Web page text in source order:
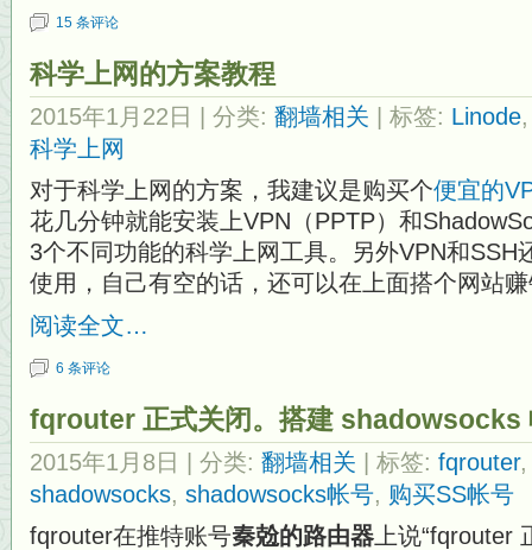
15 条评论
科学上网的方案教程
2015年1月22日 | 分类: 翻墙相关 | 标签: Linode
科学上网
对于科学上网的方案，我建议是购买个便宜的
花几分钟就能安装上VPN（PPTP）和
3个不同功能的科学上网工具。另外VPN和SSH
使用，自己有空的话，还可以在上面搭个网站
阅读全文…
6 条评论
fqrouter 正式关闭。搭建 shadowsocks
2015年1月8日 | 分类: 翻墙相关 | 标签: fqrouter
shadowsocks, shadowsocks帐号, 购买SS帐号
fqrouter在推特账号秦兝的路由器 上说“fqrouter